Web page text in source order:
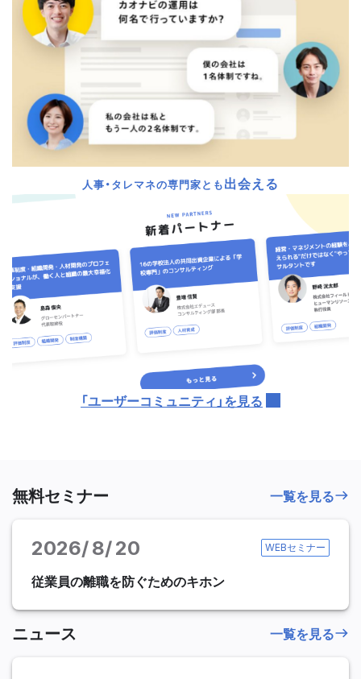
無料セミナー
2026 8 20 WEBセミナー
従業員の離職を防ぐためのキホン
一覧を見る
ニュース 一覧を見る
人事・タレマネの専門家とも出会える
「ユーザーコミュニティ」を見る